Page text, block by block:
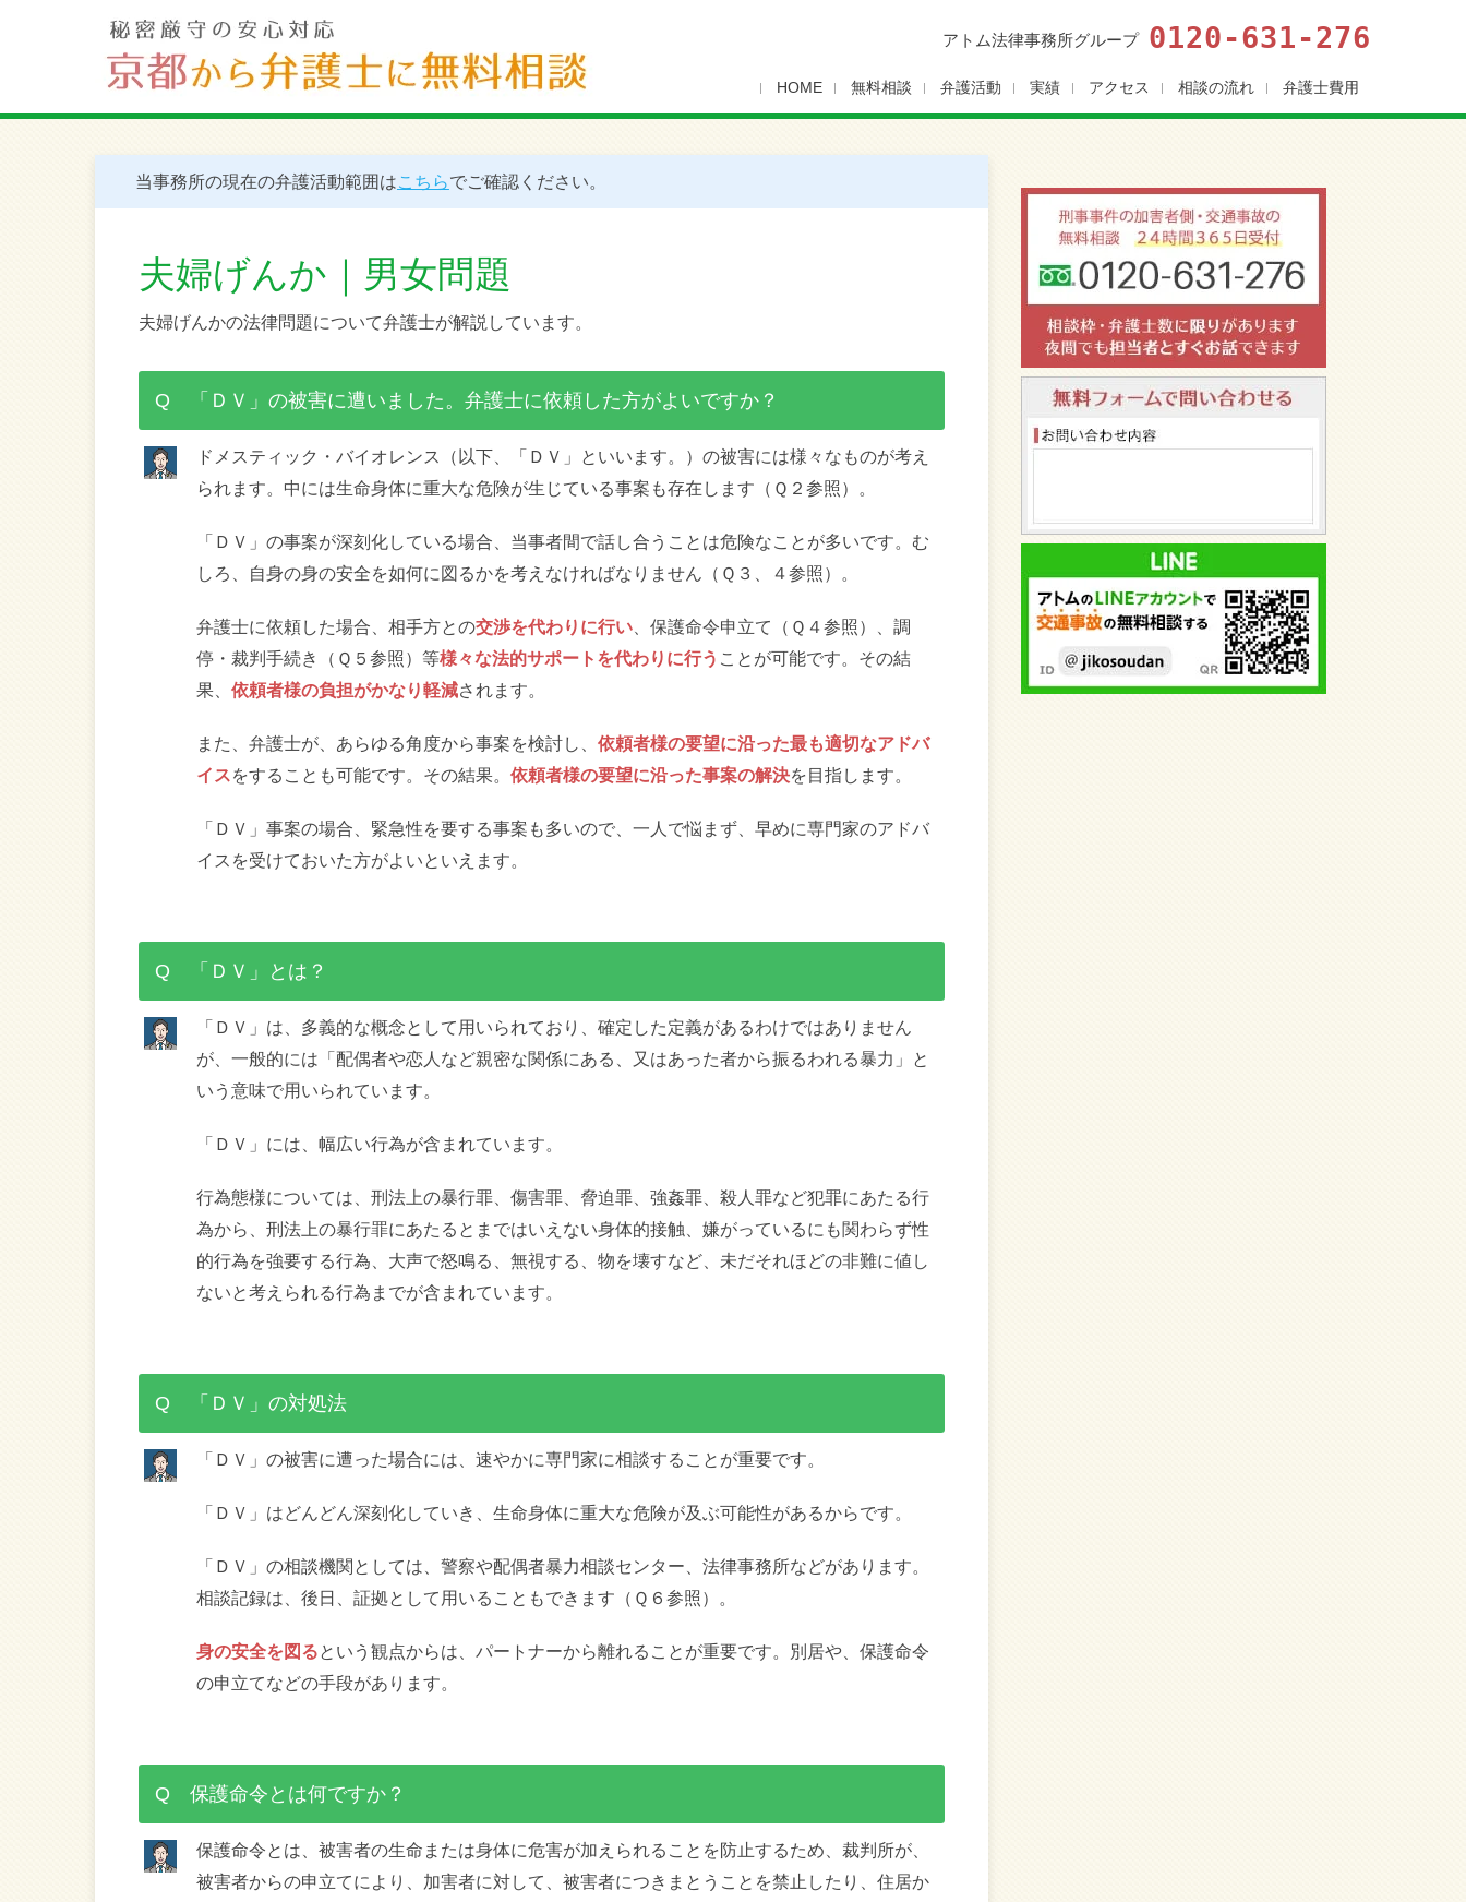
アトム法律事務所グループ 0120-631-276
HOME 無料相談 弁護活動 実績 アクセス 相談の流れ 弁護士費用
当事務所の現在の弁護活動範囲はこちらでご確認ください。
夫婦げんか｜男女問題
夫婦げんかの法律問題について弁護士が解説しています。
Q 「ＤＶ」の被害に遭いました。弁護士に依頼した方がよいですか？
ドメスティック・バイオレンス（以下、「ＤＶ」といいます。）の被害には様々なものが考え
られます。中には生命身体に重大な危険が生じている事案も存在します（Ｑ２参照）。
「ＤＶ」の事案が深刻化している場合、当事者間で話し合うことは危険なことが多いです。む
しろ、自身の身の安全を如何に図るかを考えなければなりません（Ｑ３、４参照）。
弁護士に依頼した場合、相手方との交渉を代わりに行い 、保護命令申立て（Ｑ４参照）、調
停・裁判手続き（Ｑ５参照）等様々な法的サポートを代わりに行う ことが可能です。その結
果、 依頼者様の負担がかなり軽減されます。
また、弁護士が、あらゆる角度から事案を検討し、 依頼者様の要望に沿った最も適切なアドバ
イスをすることも可能です。その結果。 依頼者様の要望に沿った事案の解決を目指します。
「ＤＶ」事案の場合、緊急性を要する事案も多いので、一人で悩まず、早めに専門家のアドバ
イスを受けておいた方がよいといえます。
Q 「ＤＶ」とは？
「ＤＶ」は、多義的な概念として用いられており、確定した定義があるわけではありません
が、一般的には「配偶者や恋人など親密な関係にある、又はあった者から振るわれる暴力」と
いう意味で用いられています。
「ＤＶ」には、幅広い行為が含まれています。
行為態様については、刑法上の暴行罪、傷害罪、脅迫罪、強姦罪、殺人罪など犯罪にあたる行
為から、刑法上の暴行罪にあたるとまではいえない身体的接触、嫌がっているにも関わらず性
的行為を強要する行為、大声で怒鳴る、無視する、物を壊すなど、未だそれほどの非難に値し
ないと考えられる行為までが含まれています。
Q 「ＤＶ」の対処法
「ＤＶ」の被害に遭った場合には、速やかに専門家に相談することが重要です。
「ＤＶ」はどんどん深刻化していき、生命身体に重大な危険が及ぶ可能性があるからです。
「ＤＶ」の相談機関としては、警察や配偶者暴力相談センター、法律事務所などがあります。
相談記録は、後日、証拠として用いることもできます（Ｑ６参照）。
身の安全を図るという観点からは、パートナーから離れることが重要です。別居や、保護命令
の申立てなどの手段があります。
Q 保護命令とは何ですか？
保護命令とは、被害者の生命または身体に危害が加えられることを防止するため、裁判所が、
被害者からの申立てにより、加害者に対して、被害者につきまとうことを禁止したり、住居か